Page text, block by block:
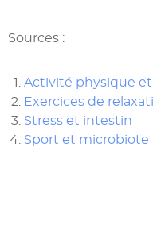
Sources :
Activité physique
Exercices de
Stress et intestin
Sport et microbiote